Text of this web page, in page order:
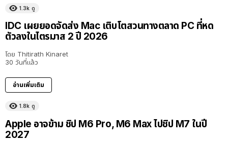
1.3k ดู
IDC เผยยอดจัดส่ง Mac เติบโตสวนทางตลาด PC ที่หด
ตัวลงในไตรมาส 2 ปี 2026
โดย Thitirath Kinaret
30 วันที่แล้ว
อ่านเพิ่มเติม
1.8k ดู
Apple อาจข้าม ชิป M6 Pro, M6 Max ไปชิป M7 ในปี
2027